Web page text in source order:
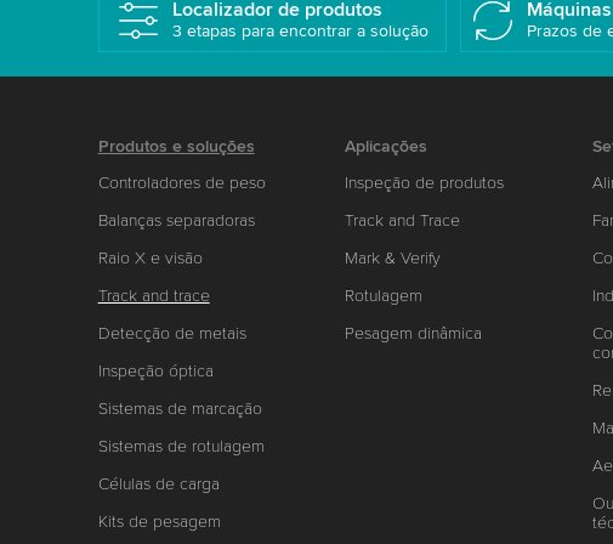
Localizador de produtos
3 etapas para encontrar a solução Prazos de
Produtos e soluções
Controladores de peso
Balanças separadoras
Raio X e visão
Track and trace
Detecção de metais
Inspeção óptica
Sistemas de marcação
Sistemas de rotulagem
Células de carga
Kits de pesagem
Aplicações
Inspeção de produtos
Track and Trace
Mark & Verify
Rotulagem
Pesagem dinâmica